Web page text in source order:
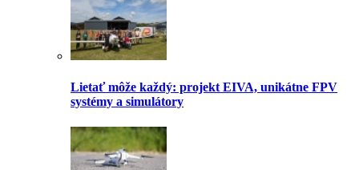
Lietať môže každý: projekt EIVA, unikátne FPV
systémy a simulátory